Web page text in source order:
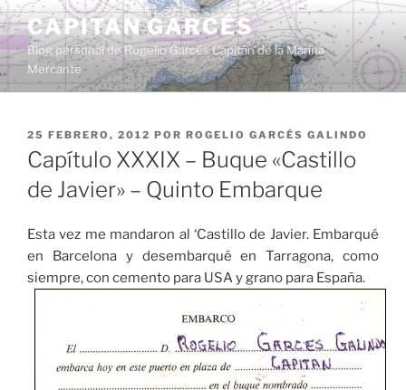
Saltar
al
contenido
CAPITAN GARCÉS
Blog personal de Rogelio Garcés Capitán de la Marina
Mercante
PUBLICADO
EL
25 FEBRERO, 2012 POR ROGELIO GARCÉS GALINDO
Capítulo XXXIX – Buque «Castillo
de Javier» – Quinto Embarque
Esta vez me mandaron al ‘Castillo de Javier. Embarqué
en Barcelona y desembarqué en Tarragona, como
siempre, con cemento para USA y grano para España.